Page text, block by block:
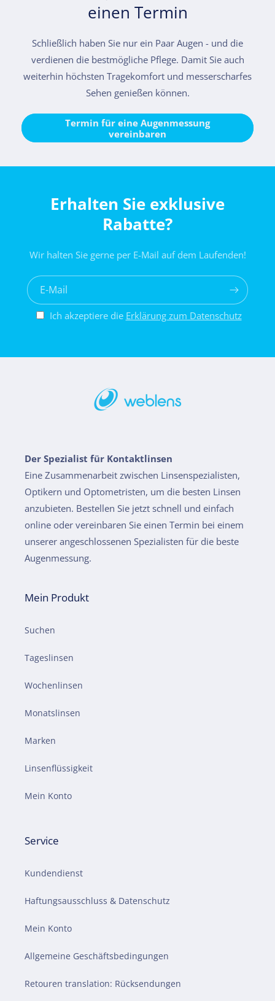
einen Termin
Schließlich haben Sie nur ein Paar Augen - und die
verdienen die bestmögliche Pflege. Damit Sie auch
weiterhin höchsten Tragekomfort und messerscharfes
Sehen genießen können.
Termin für eine Augenmessung
vereinbaren
Erhalten Sie exklusive
Rabatte?
Wir halten Sie gerne per E-Mail auf dem Laufenden!
E-Mail
Ich akzeptiere die Erklärung zum Datenschutz
Der Spezialist für Kontaktlinsen
Eine Zusammenarbeit zwischen Linsenspezialisten,
Optikern und Optometristen, um die besten Linsen
anzubieten. Bestellen Sie jetzt schnell und einfach
online oder vereinbaren Sie einen Termin bei einem
unserer angeschlossenen Spezialisten für die beste
Augenmessung.
Mein Produkt
Suchen
Tageslinsen
Wochenlinsen
Monatslinsen
Marken
Linsenflüssigkeit
Mein Konto
Service
Kundendienst
Haftungsausschluss & Datenschutz
Mein Konto
Allgemeine Geschäftsbedingungen
Retouren translation: Rücksendungen